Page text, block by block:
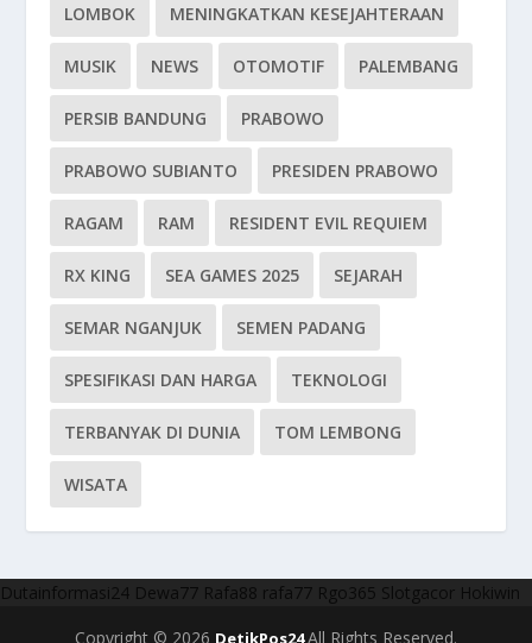
LOMBOK MENINGKATKAN KESEJAHTERAAN
MUSIK NEWS OTOMOTIF PALEMBANG
PERSIB BANDUNG PRABOWO
PRABOWO SUBIANTO PRESIDEN PRABOWO
RAGAM RAM RESIDENT EVIL REQUIEM
RX KING SEA GAMES 2025 SEJARAH
SEMAR NGANJUK SEMEN PADANG
SPESIFIKASI DAN HARGA TEKNOLOGI
TERBANYAK DI DUNIA TOM LEMBONG
WISATA
Dutainformasi24 Dewa77 Rafa88 rafa77 Rgo365 Slotgacor Hokiwin
Copyright © 2026 DetikPos24All Rights Reserved.